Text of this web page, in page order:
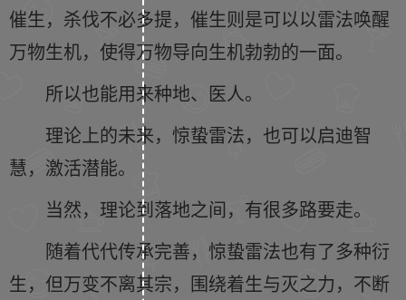
催生，杀伐不必多提，催生则是可以以雷法唤醒
万物生机，使得万物导向生机勃勃的一面。
所以也能用来种地、医人。
理论上的未来，惊蛰雷法，也可以启迪智
慧，激活潜能。
当然，理论到落地之间，有很多路要走。
随着代代传承完善，惊蛰雷法也有了多种衍
生，但万变不离其宗，围绕着生与灭之力，不断